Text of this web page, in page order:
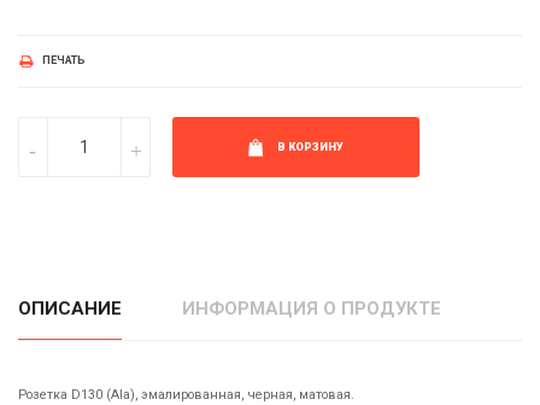
ПЕЧАТЬ
В КОРЗИНУ
ОПИСАНИЕ ИНФОРМАЦИЯ О ПРОДУКТЕ
Розетка D130 (Ala), эмалированная, черная, матовая.